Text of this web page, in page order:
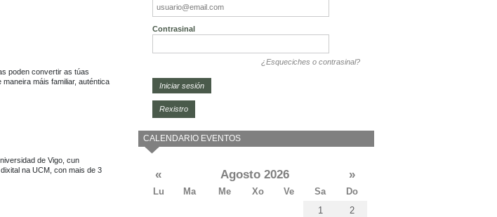
poden convertir as túas
máis familiar, auténtica
de Vigo, cun
na UCM, con mais de 3
Contrasinal
¿Esqueciches o contrasinal?
Rexistro
CALENDARIO EVENTOS
« Agosto 2026 »
Lu Ma Me Xo Ve Sa
Do
1
2